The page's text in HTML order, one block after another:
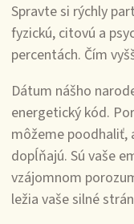
Spravte si rýchly
fyzickú, citovú a
percentách. Čím
Dátum nášho
energetický kód.
môžeme poodhaliť,
dopĺňajú. Sú vaše
vzájomnom
ležia vaše silné